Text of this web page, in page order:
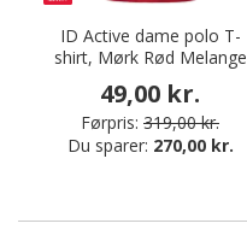
ID Active dame polo T-
shirt, Mørk Rød Melange
49,00 kr.
Førpris: 319,00 kr.
Du sparer: 270,00 kr.